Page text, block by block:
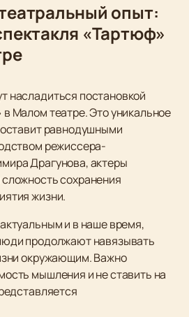
опыт:
«Тартюф»
насладиться постановкой
Малом театре. Это уникальное
равнодушными
режиссера-
Драгунова, актеры
сохранения
жизни.
и в наше время,
продолжают навязывать
окружающим. Важно
мышления и не ставить на